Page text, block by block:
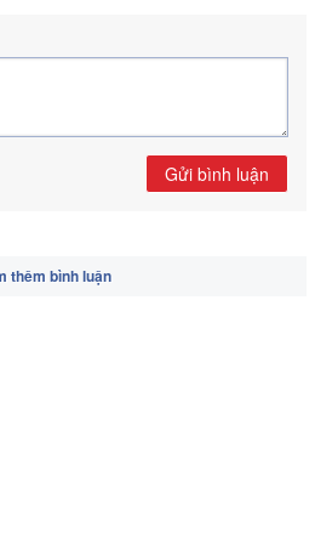
Gửi bình luận
thêm bình luận